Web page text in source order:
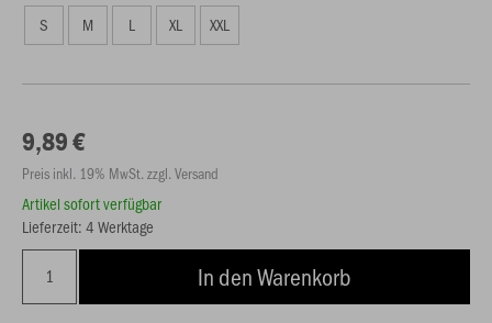
S M L XL XXL
9,89 €
Preis inkl. 19% MwSt. zzgl. Versand
Artikel sofort verfügbar
Lieferzeit: 4 Werktage
In den Warenkorb